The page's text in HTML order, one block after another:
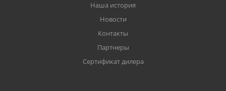
Наша история
Новости
Контакты
Партнеры
Сертификат дилера